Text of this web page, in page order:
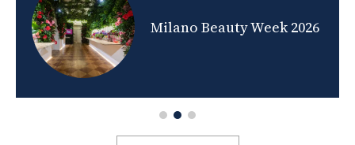
Milano Beauty Week 2026